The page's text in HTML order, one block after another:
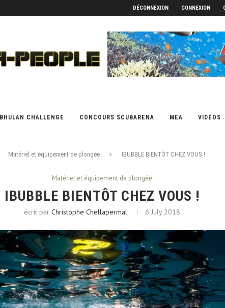
DÉCONNEXION CONNEXION
BHULAN CHALLENGE CONCOURS SCUBARENA MEA VIDÉOS
Matériel et équipement de plongée IBUBBLE BIENTÔT CHEZ VOUS !
Matériel et équipement de plongée
IBUBBLE BIENTÔT CHEZ VOUS !
écrit parChristophe Chellapermal 6 July 2018